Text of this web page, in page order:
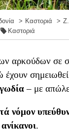
Καστοριά
Καστοριά
αρκούδων σε
έχουν σημειωθεί
– με
νόμον
ανίκανοι.